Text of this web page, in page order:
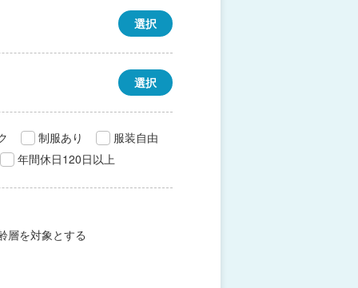
選択
選択
制服あり
服装自由
年間休日120日以上
層を対象とする